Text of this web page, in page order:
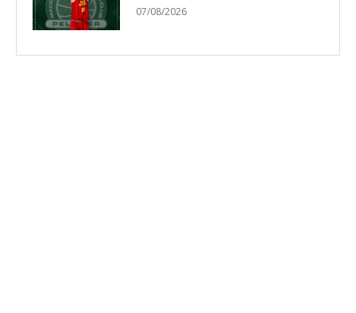
07/08/2026